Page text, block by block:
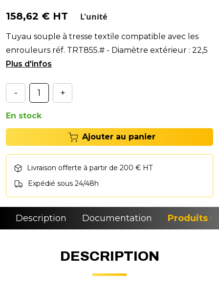
158,62 € HT L'unité
Tuyau souple à tresse textile compatible avec les
enrouleurs réf. TRT855.# - Diamètre extérieur : 22,5
mm.
- +
En stock
Ajouter au panier
Livraison offerte à partir de 200 € HT
Expédié sous 24/48h
Description Documentation Produits
DESCRIPTION